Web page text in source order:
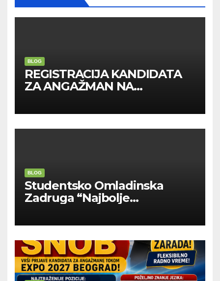
BLOG
REGISTRACIJA KANDIDATA
ZA ANGAŽMAN NA
BLOG
Studentsko Omladinska
Zadruga “Najbolje